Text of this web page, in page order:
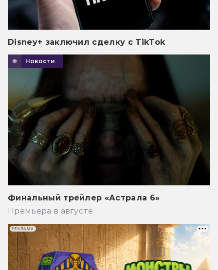
Disney+ заключил сделку с TikTok
Новости
Финальный трейлер «Астрала 6»
Премьера в августе.
РЕКЛАМА